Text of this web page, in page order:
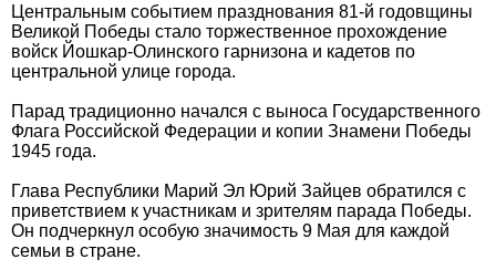
Центральным событием празднования 81-й годовщины
Великой Победы стало торжественное прохождение
войск Йошкар-Олинского гарнизона и кадетов по
центральной улице города.
Парад традиционно начался с выноса Государственного
Флага Российской Федерации и копии Знамени Победы
1945 года.
Глава Республики Марий Эл Юрий Зайцев обратился с
приветствием к участникам и зрителям парада Победы.
Он подчеркнул особую значимость 9 Мая для каждой
семьи в стране.